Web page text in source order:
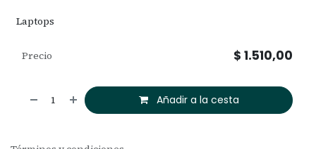
Laptops
Añadir a la cesta
Precio $ 1.510,00